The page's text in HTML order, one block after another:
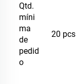
Qtd.
míni
ma
de
pedid
o
20 pcs